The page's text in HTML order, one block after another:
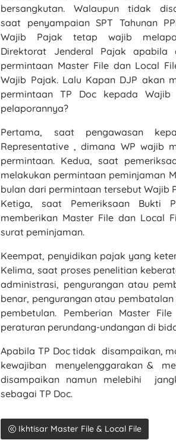
bersangkutan. Walaupun tidak
saat penyampaian SPT Tahunan
Wajib Pajak tetap wajib
Direktorat Jenderal Pajak apabila
permintaan Master File dan Local
Wajib Pajak. Lalu Kapan DJP akan
permintaan TP Doc kepada
pelaporannya?
Pertama, saat pengawasan
Representative , dimana WP wajib
permintaan. Kedua, saat
melakukan permintaan peminjaman
bulan dari permintaan tersebut Wajib
Ketiga, saat Pemeriksaan Bukti
memberikan Master File dan Local
surat peminjaman.
Keempat, penyidikan pajak yang
Kelima, saat proses penelitian
administrasi, pengurangan atau
benar, pengurangan atau
pembetulan. Pemberian Master
peraturan perundang-undangan di
Apabila TP Doc tidak disampaikan,
kewajiban menyelenggarakan &
disampaikan namun melebihi
sebagai TP Doc.
Ikhtisar Master File & Local File